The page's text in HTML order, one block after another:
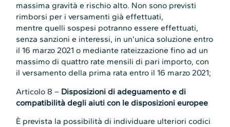
massima gravità e rischio alto. Non sono previsti
rimborsi per i versamenti già effettuati,
mentre quelli sospesi potranno essere effettuati,
senza sanzioni e interessi, in un’unica soluzione entro
il 16 marzo 2021 o mediante rateizzazione fino ad un
massimo di quattro rate mensili di pari importo, con
il versamento della prima rata entro il 16 marzo 2021;
Articolo 8 – Disposizioni di adeguamento e di
compatibilità degli aiuti con le disposizioni europee
È prevista la possibilità di individuare ulteriori codici